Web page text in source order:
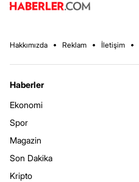
Hakkımızda Reklam İletişim
Haberler
Ekonomi
Spor
Magazin
Son Dakika
Kripto